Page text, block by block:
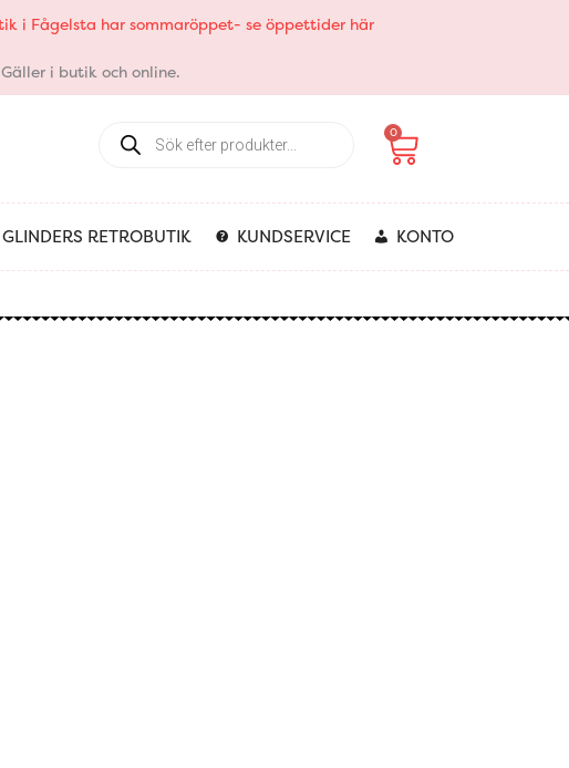
i Fågelsta har sommaröppet- se öppettider här
i butik och online.
search
0
Varukorg
GLINDERS RETROBUTIK KUNDSERVICE KONTO